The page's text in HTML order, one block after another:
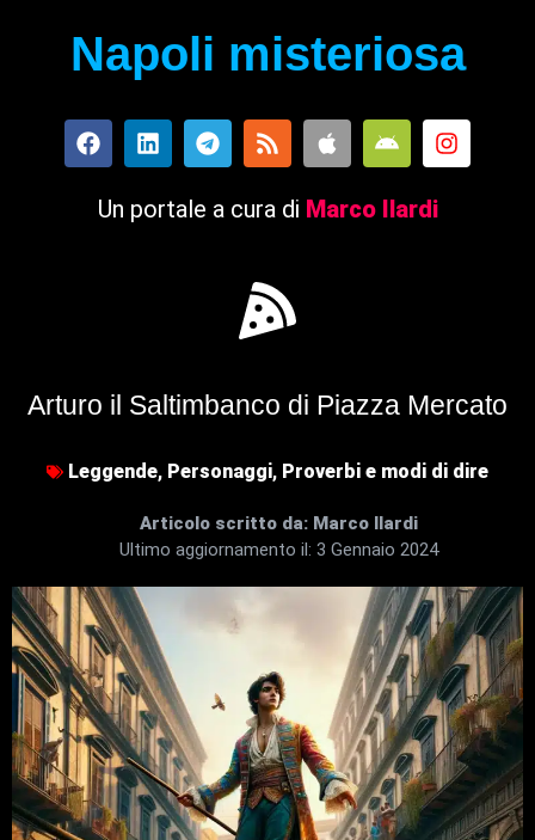
Napoli misteriosa
Un portale a cura di Marco Ilardi
Arturo il Saltimbanco di Piazza Mercato
Leggende, Personaggi, Proverbi e modi di dire
Articolo scritto da: Marco Ilardi
Ultimo aggiornamento il: 3 Gennaio 2024